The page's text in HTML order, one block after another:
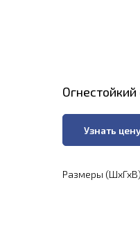
Огнестойкий
Узнать
Размеры